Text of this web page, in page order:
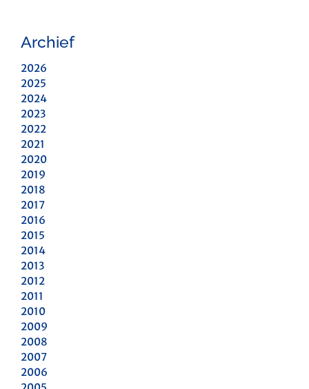
Archief
2026
2025
2024
2023
2022
2021
2020
2019
2018
2017
2016
2015
2014
2013
2012
2011
2010
2009
2008
2007
2006